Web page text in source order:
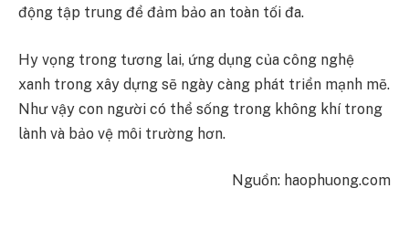
động tập trung để đảm bảo an toàn tối đa.
Hy vọng trong tương lai, ứng dụng của công nghệ
xanh trong xây dựng sẽ ngày càng phát triển mạnh mẽ.
Như vậy con người có thể sống trong không khí trong
lành và bảo vệ môi trường hơn.
Nguồn: haophuong.com